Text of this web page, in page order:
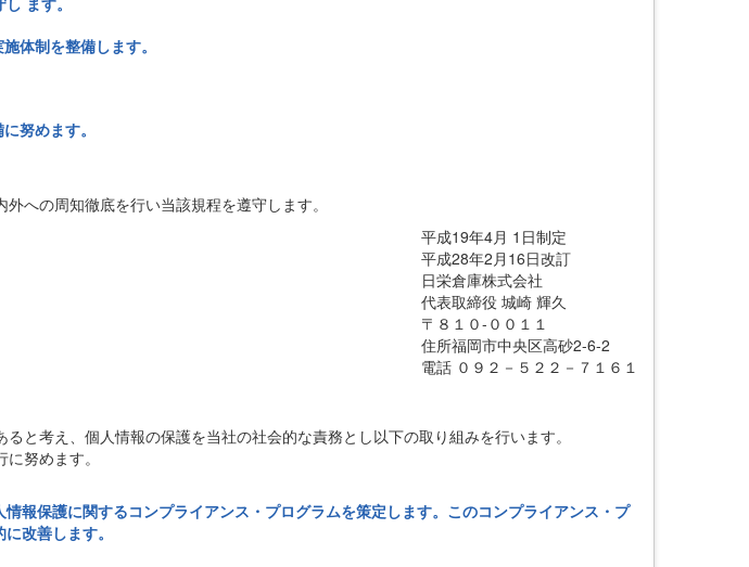
ます。
体制を整備します。
努めます。
への周知徹底を行い当該規程を遵守します。
平成19年4月 1日制定
平成28年2月16日改訂
日栄倉庫株式会社
代表取締役 城崎 輝久
〒８１０-００１１
住所福岡市中央区高砂2-6-2
電話 ０９２－５２２－７１６１
と考え、個人情報の保護を当社の社会的な責務とし以下の取り組みを行います。
努めます。
報保護に関するコンプライアンス・プログラムを策定します。このコンプライアンス・プ
改善します。